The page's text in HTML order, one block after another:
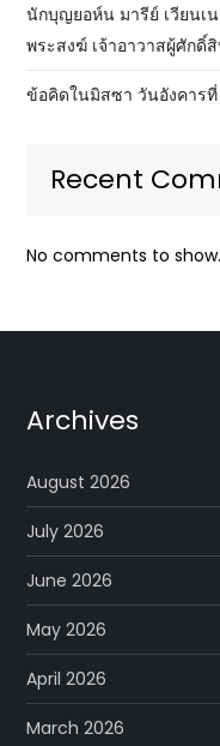
นักบุญยอห์น มารีย์ เวียนเ
พระสงฆ์ เจ้าอาวาสผู้ศักดิ์
ข้อคิดในมิสซา วันอังคาร
Recent
No comments to show.
Archives
August 2026
July 2026
June 2026
May 2026
April 2026
March 2026